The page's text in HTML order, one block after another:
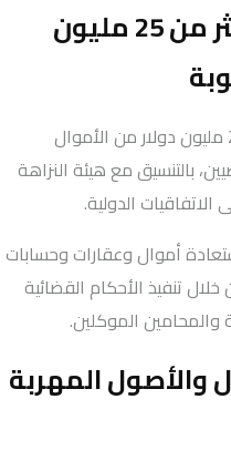
وزارة العدل: استرداد أكثر من 25 مليون
أعلنت وزارة العدل استرداد أكثر من 25 مليون دولار من الأموال
بالتنسيق مع هيئة النزاهة
الاتفاقيات الدولية.
أموال وعقارات وحسابات
تنفيذ الأحكام القضائية
والمحامين الموكلين.
والأصول المهربة